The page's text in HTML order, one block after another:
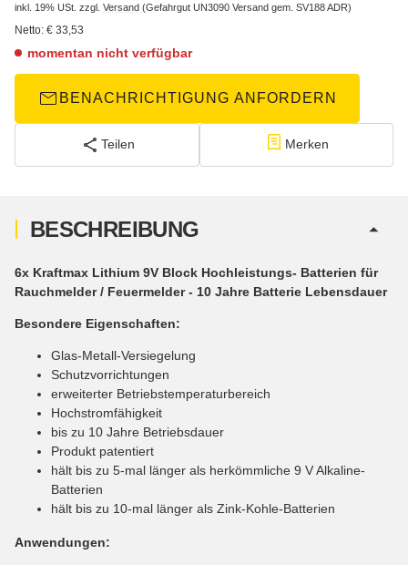
inkl. 19% USt. zzgl. Versand (Gefahrgut UN3090 Versand gem. SV188 ADR)
Netto: € 33,53
momentan nicht verfügbar
BENACHRICHTIGUNG ANFORDERN
Teilen Merken
BESCHREIBUNG
6x Kraftmax Lithium 9V Block Hochleistungs- Batterien für
Rauchmelder / Feuermelder - 10 Jahre Batterie Lebensdauer
Besondere Eigenschaften:
Glas-Metall-Versiegelung
Schutzvorrichtungen
erweiterter Betriebstemperaturbereich
Hochstromfähigkeit
bis zu 10 Jahre Betriebsdauer
Produkt patentiert
hält bis zu 5-mal länger als herkömmliche 9 V Alkaline-
Batterien
hält bis zu 10-mal länger als Zink-Kohle-Batterien
Anwendungen: